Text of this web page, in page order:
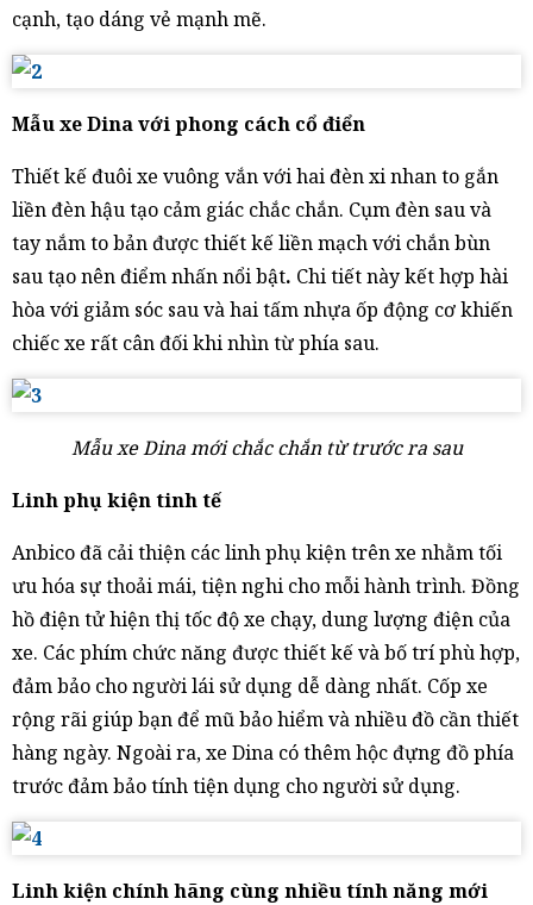
cạnh, tạo dáng vẻ mạnh mẽ.
Mẫu xe Dina với phong cách cổ điển
Thiết kế đuôi xe vuông vắn với hai đèn xi nhan to gắn
liền đèn hậu tạo cảm giác chắc chắn. Cụm đèn sau và
tay nắm to bản được thiết kế liền mạch với chắn bùn
sau tạo nên điểm nhấn nổi bật. Chi tiết này kết hợp hài
hòa với giảm sóc sau và hai tấm nhựa ốp động cơ khiến
chiếc xe rất cân đối khi nhìn từ phía sau.
Mẫu xe Dina mới chắc chắn từ trước ra sau
Linh phụ kiện tinh tế
Anbico đã cải thiện các linh phụ kiện trên xe nhằm tối
ưu hóa sự thoải mái, tiện nghi cho mỗi hành trình. Đồng
hồ điện tử hiện thị tốc độ xe chạy, dung lượng điện của
xe. Các phím chức năng được thiết kế và bố trí phù hợp,
đảm bảo cho người lái sử dụng dễ dàng nhất. Cốp xe
rộng rãi giúp bạn để mũ bảo hiểm và nhiều đồ cần thiết
hàng ngày. Ngoài ra, xe Dina có thêm hộc đựng đồ phía
trước đảm bảo tính tiện dụng cho người sử dụng.
Linh kiện chính hãng cùng nhiều tính năng mới